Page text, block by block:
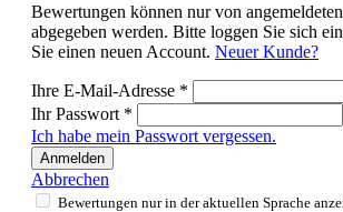
Bewertungen können nur von
abgegeben werden. Bitte loggen Sie sich
Sie einen neuen Account. Neuer Kunde?
Ihre E-Mail-Adresse *
Ihr Passwort *
Ich habe mein Passwort vergessen.
Anmelden
Abbrechen
Bewertungen nur in der aktuellen Sprache